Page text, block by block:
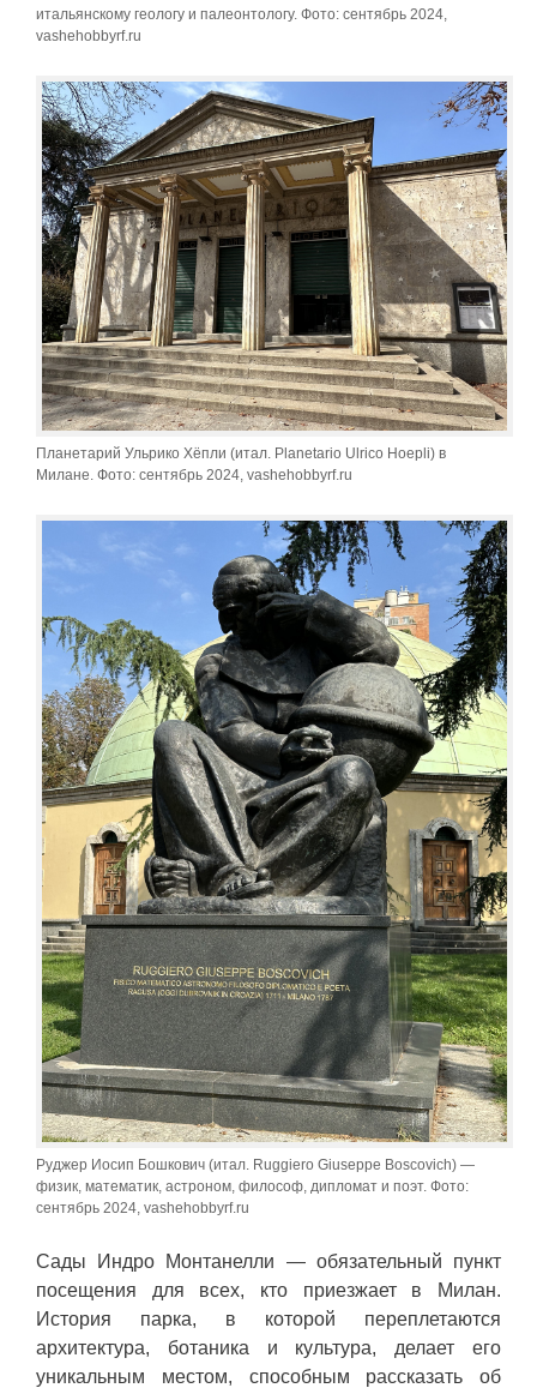
итальянскому геологу и палеонтологу. Фото: сентябрь 2024,
vashehobbyrf.ru
Планетарий Ульрико Хёпли (итал. Planetario Ulrico Hoepli) в
Милане. Фото: сентябрь 2024, vashehobbyrf.ru
Руджер Иосип Бошкович (итал. Ruggiero Giuseppe Boscovich) —
физик, математик, астроном, философ, дипломат и поэт. Фото:
сентябрь 2024, vashehobbyrf.ru
Сады Индро Монтанелли — обязательный пункт
посещения для всех, кто приезжает в Милан.
История парка, в которой переплетаются
архитектура, ботаника и культура, делает его
уникальным местом, способным рассказать об